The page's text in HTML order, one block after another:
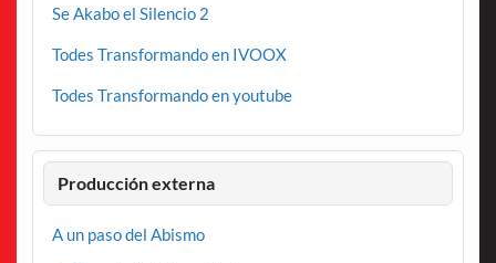
Se Akabo el Silencio 2
Todes Transformando en IVOOX
Todes Transformando en youtube
Producción externa
A un paso del Abismo